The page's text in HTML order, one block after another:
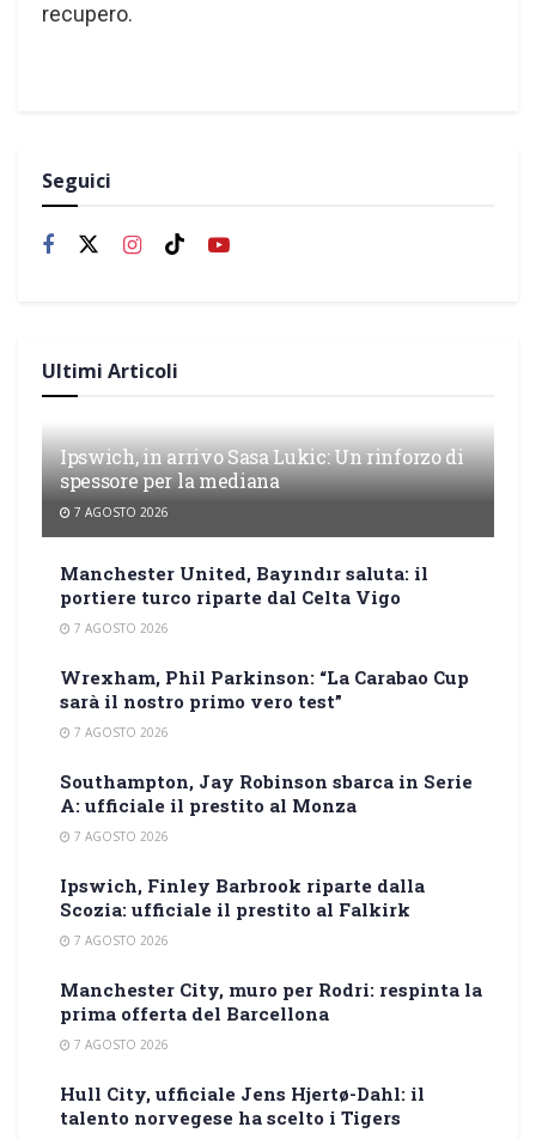
recupero.
Seguici
Ultimi Articoli
Ipswich, in arrivo Sasa Lukic: Un rinforzo di
spessore per la mediana
7 AGOSTO 2026
Manchester United, Bayındır saluta: il
portiere turco riparte dal Celta Vigo
7 AGOSTO 2026
Wrexham, Phil Parkinson: “La Carabao Cup
sarà il nostro primo vero test”
7 AGOSTO 2026
Southampton, Jay Robinson sbarca in Serie
A: ufficiale il prestito al Monza
7 AGOSTO 2026
Ipswich, Finley Barbrook riparte dalla
Scozia: ufficiale il prestito al Falkirk
7 AGOSTO 2026
Manchester City, muro per Rodri: respinta la
prima offerta del Barcellona
7 AGOSTO 2026
Hull City, ufficiale Jens Hjertø-Dahl: il
talento norvegese ha scelto i Tigers